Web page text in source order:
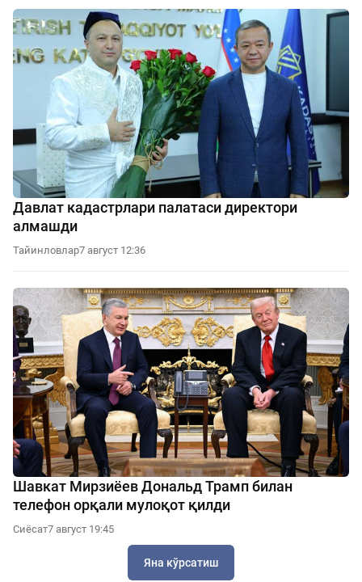
Давлат кадастрлари палатаси директори
алмашди
Тайинловлар7 август 12:36
Шавкат Мирзиёев Дональд Трамп билан
телефон орқали мулоқот қилди
Сиёсат7 август 19:45
Яна кўрсатиш